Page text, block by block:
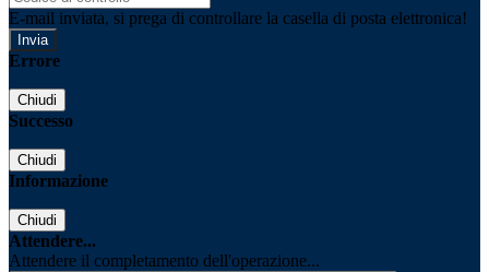
E-mail inviata, si prega di controllare la casella di posta elettronica!
Errore
Chiudi
Successo
Chiudi
Informazione
Chiudi
Attendere...
Attendere il completamento dell'operazione...